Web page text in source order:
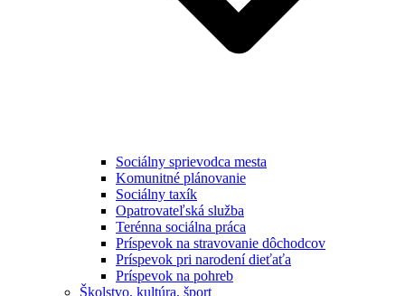
Sociálny sprievodca mesta
Komunitné plánovanie
Sociálny taxík
Opatrovateľská služba
Terénna sociálna práca
Príspevok na stravovanie dôchodcov
Príspevok pri narodení dieťaťa
Príspevok na pohreb
Školstvo, kultúra, šport